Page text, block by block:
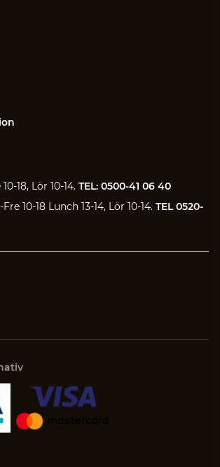
18, Lör 10-14. TEL: 0500-41 06 40
10-18 Lunch 13-14, Lör 10-14. TEL 0520-